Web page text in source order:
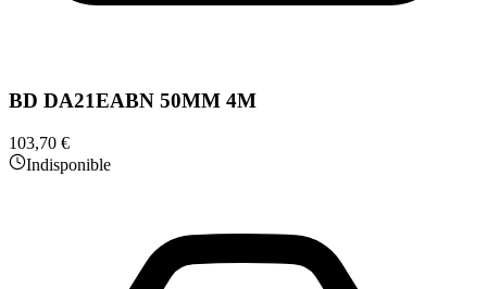
BD DA21EABN 50MM 4M
103,70 €
Indisponible